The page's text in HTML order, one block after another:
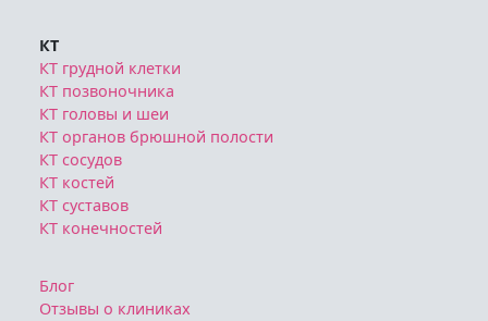
КТ
КТ грудной клетки
КТ позвоночника
КТ головы и шеи
КТ органов брюшной полости
КТ сосудов
КТ костей
КТ суставов
КТ конечностей
Блог
Отзывы о клиниках